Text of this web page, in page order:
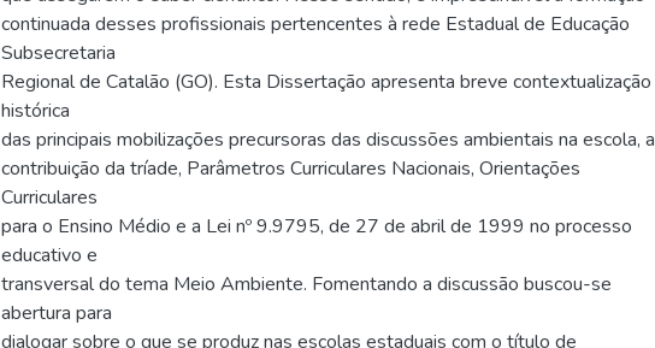
continuada desses profissionais pertencentes à rede Estadual de Educação
Subsecretaria
Regional de Catalão (GO). Esta Dissertação apresenta breve contextualização
histórica
das principais mobilizações precursoras das discussões ambientais na escola, a
contribuição da tríade, Parâmetros Curriculares Nacionais, Orientações
Curriculares
para o Ensino Médio e a Lei nº 9.9795, de 27 de abril de 1999 no processo
educativo e
transversal do tema Meio Ambiente. Fomentando a discussão buscou-se
abertura para
dialogar sobre o que se produz nas escolas estaduais com o título de